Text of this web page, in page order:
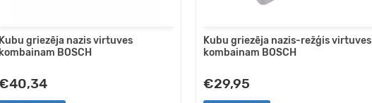
Kubu griezēja nazis virtuves
kombainam BOSCH
Kubu griezēja nazis-režģis virtuves
kombainam BOSCH
€29,95